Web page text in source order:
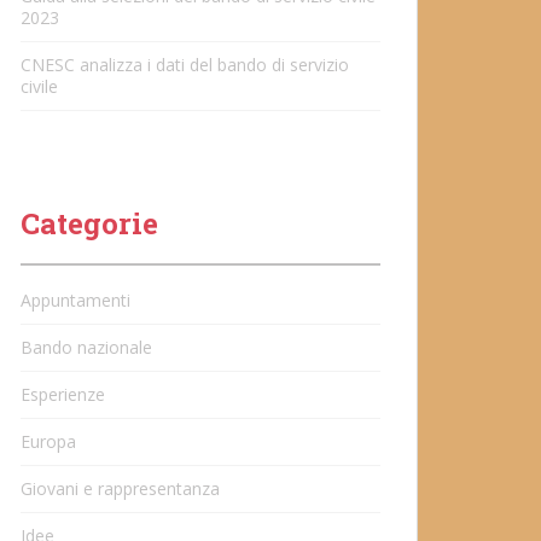
2023
CNESC analizza i dati del bando di servizio
civile
Categorie
Appuntamenti
Bando nazionale
Esperienze
Europa
Giovani e rappresentanza
Idee